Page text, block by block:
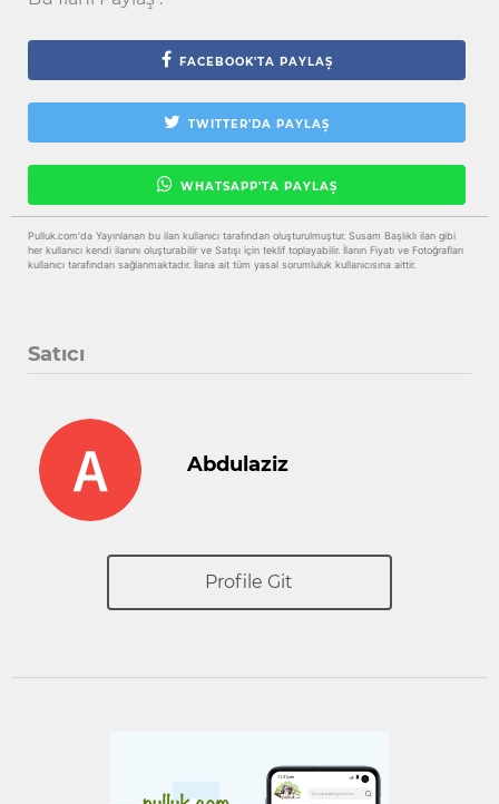
FACEBOOK'TA PAYLAŞ
TWITTER'DA PAYLAŞ
WHATSAPP'TA PAYLAŞ
Pulluk.com'da Yayınlanan bu ilan kullanıcı tarafından oluşturulmuştur. Susam Başlıklı ilan gibi
her kullanıcı kendi ilanını oluşturabilir ve Satışı için teklif toplayabilir. İlanın Fiyatı ve Fotoğrafları
kullanıcı tarafından sağlanmaktadır. İlana ait tüm yasal sorumluluk kullanıcısına aittir.
Satıcı
Abdulaziz
Profile Git